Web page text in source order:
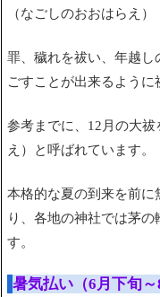
（なごしのおおはらえ）
罪、穢れを祓い、年越し
ごすことが出来るように
参考までに、12月の大祓
え）と呼ばれています。
本格的な夏の到来を前に
り、各地の神社では茅
す。
暑気払い（6月下旬～